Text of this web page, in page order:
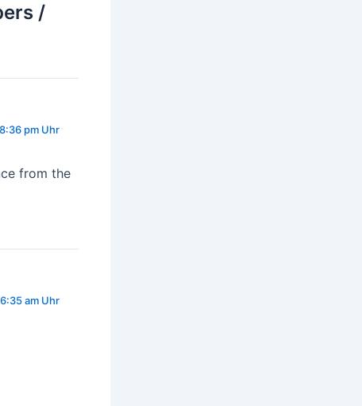
/
pm Uhr
from the
am Uhr